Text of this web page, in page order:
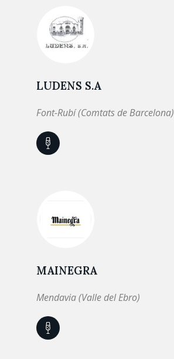
LUDENS S.A
Font-Rubí (Comtats de Barcelona)
MAINEGRA
Mendavia (Valle del Ebro)